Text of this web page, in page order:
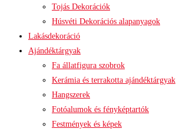
Tojás Dekorációk
Húsvéti Dekorációs alapanyagok
Lakásdekoráció
Ajándéktárgyak
Fa állatfigura szobrok
Kerámia és terrakotta ajándéktárgyak
Hangszerek
Fotóalumok és fényképtartók
Festmények és képek